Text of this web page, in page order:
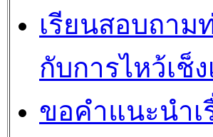
เรียนสอบถาม
กับการไหว้เช็
ขอคำแนะนำเ